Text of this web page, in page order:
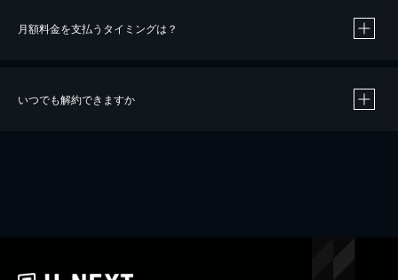
※40％ポイント還元の対象は、クレジットカード決済による作品の購入 / レンタルです。
iOSアプリのUコイン決済による作品の購入 / レンタルは、20％のポイント還元です。
月額料金を支払うタイミングは？
いつでも解約できますか